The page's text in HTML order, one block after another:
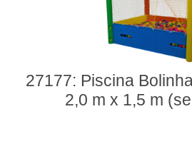
27177: Piscina
2,0 m x 1,5 m